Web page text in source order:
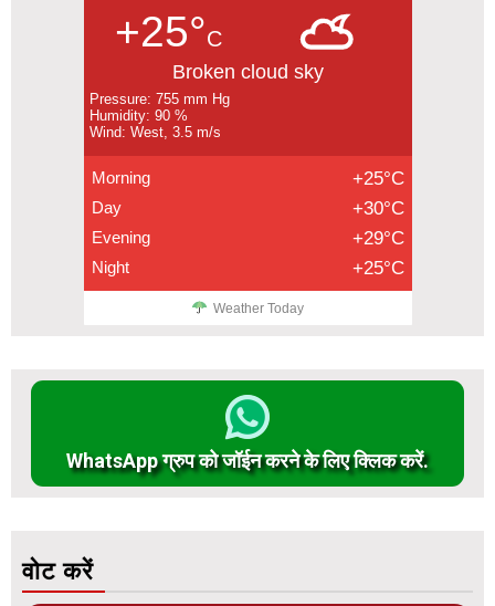
+25°C
Broken cloud sky
Pressure: 755 mm Hg
Humidity: 90 %
Wind: West, 3.5 m/s
Morning +25°C
Day +30°C
Evening +29°C
Night +25°C
Weather Today
WhatsApp ग्रुप को जॉईन करने के लिए क्लिक करें.
वोट करें